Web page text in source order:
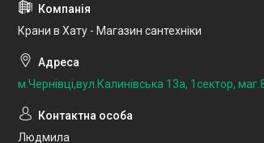
Крани в Хату - Магазин сантехніки
м.Чернівці,вул.Калинівська 13а, 1сектор,
Людмила